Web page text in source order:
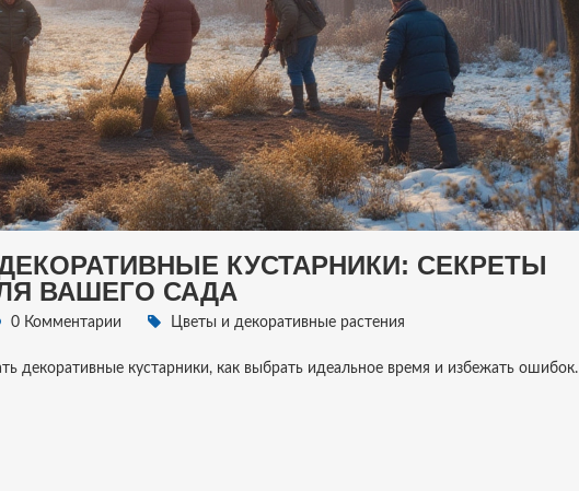
КУСТАРНИКИ: СЕКРЕТЫ
ВАШЕГО САДА
0 Комментарии Цветы и декоративные растения
декоративные кустарники, как выбрать идеальное время и избежать ошибок.